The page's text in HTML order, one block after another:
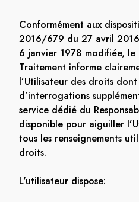
Conformément aux
2016/679 du 27 avril
6 janvier 1978 modifiée, le
Traitement informe
l’Utilisateur des droits
d’interrogations
service dédié du
disponible pour aiguiller
tous les renseignements
droits.
L'utilisateur dispose: